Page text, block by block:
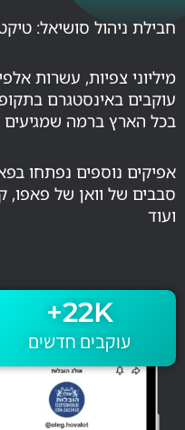
חבילת ניהול סושיאל:
עוקבים באינסטגרם
בכל הארץ ברמה
אפיקים נוספים נפתחו
סבבים של וואן של פאפו,
ועוד
עוקבים חדשים
K
22
+